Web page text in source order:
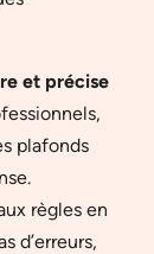
et précise
plafonds
règles en
d’erreurs,